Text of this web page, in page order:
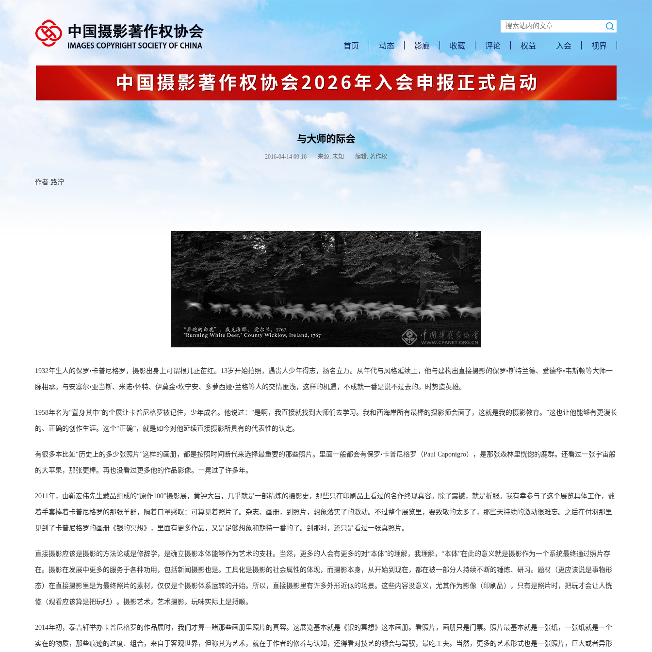
首页 动态 影廊 收藏 评论 权益 入会 视界
与大师的际会
2016-04-14 09:16 来源: 未知 编辑: 著作权
作者 路泞
1932年生人的保罗•卡普尼格罗，摄影出身上可谓根儿正苗红。13岁开始拍照，遇贵人少年得志，扬名立万。从年代与风格延续上，他与建构出直接摄影的保罗•斯特兰德、爱德华•韦斯顿等大师一
脉相承。与安塞尔•亚当斯、米诺•怀特、伊莫金•坎宁安、多萝西娅•兰格等人的交情匪浅，这样的机遇，不成就一番是说不过去的。时势造英雄。
1958年名为“置身其中”的个展让卡普尼格罗被记住，少年成名。他说过：“是啊，我直接就找到大师们去学习。我和西海岸所有最棒的摄影师会面了，这就是我的摄影教育。”这也让他能够有更漫长
的、正确的创作生涯。这个“正确”，就是如今对他延续直接摄影所具有的代表性的认定。
有很多本比如“历史上的多少张照片”这样的画册，都是按照时间断代来选择最重要的那些照片。里面一般都会有保罗•卡普尼格罗（Paul Caponigro），是那张森林里恍惚的鹿群。还看过一张宇宙般
的大苹果，那张更棒。再也没看过更多他的作品影像。一晃过了许多年。
2011年，由靳宏伟先生藏品组成的“原作100”摄影展，黄钟大吕，几乎就是一部精炼的摄影史，那些只在印刷品上看过的名作终现真容。除了震撼，就是折服。我有幸参与了这个展览具体工作，戴
着手套捧着卡普尼格罗的那张羊群，隔着口罩感叹：可算见着照片了。杂志、画册，到照片，想象落实了的激动。不过整个展览里，要致敬的太多了，那些天持续的激动很难忘。之后在付羽那里
见到了卡普尼格罗的画册《银的冥想》，里面有更多作品，又是足够想象和期待一番的了。到那时，还只是看过一张真照片。
直接摄影应该是摄影的方法论或是修辞学，是确立摄影本体能够作为艺术的支柱。当然，更多的人会有更多的对“本体”的理解，我理解，“本体”在此的意义就是摄影作为一个系统最终通过照片存
在。摄影在发展中更多的服务于各种功用，包括新闻摄影也是。工具化是摄影的社会属性的体现，而摄影本身，从开始到现在，都在被一部分人持续不断的锤炼、研习。题材（更应该说是事物形
态）在直接摄影里是为最终照片的素材，仅仅是个摄影体系运转的开始。所以，直接摄影里有许多外形近似的场景。这些内容没意义，尤其作为影像（印刷品），只有是照片时，把玩才会让人恍
惚（观看应该算是把玩吧）。摄影艺术，艺术摄影，玩味实际上是捋顺。
2014年初，泰吉轩举办卡普尼格罗的作品展时，我们才算一睹那些画册里照片的真容。这展览基本就是《银的冥想》这本画册。看照片，画册只是门票。照片最基本就是一张纸，一张纸就是一个
实在的物质，那些痕迹的过度、组合，来自于客观世界，但称其为艺术，就在于作者的修养与认知，还得看对技艺的领会与驾驭，最吃工夫。当然，更多的艺术形式也是一张照片，巨大或者异形